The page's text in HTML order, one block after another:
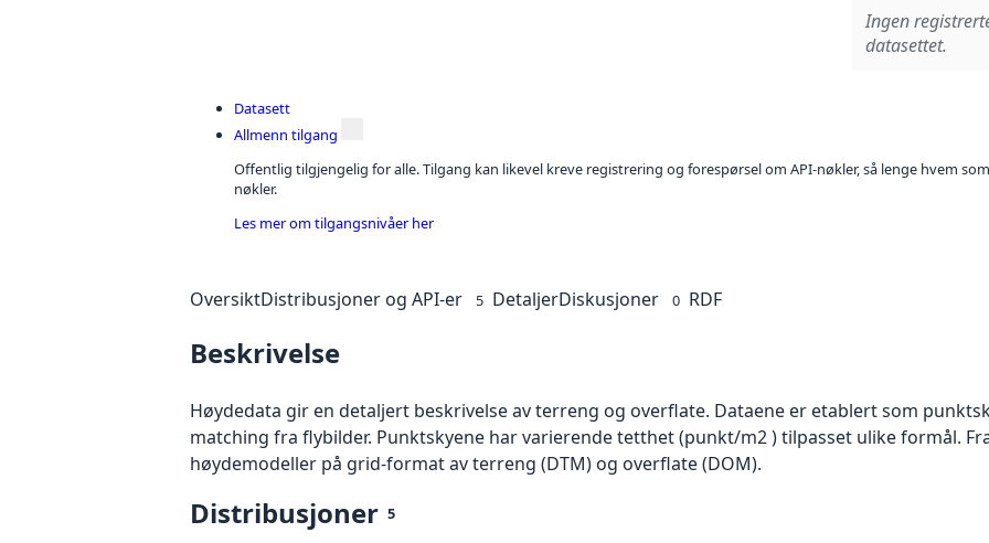
Ingen
datasettet.
Datasett
Allmenn tilgang
Offentlig tilgjengelig for alle. Tilgang kan likevel kreve registrering og forespørsel om API-nøkler, så lenge hvem
nøkler.
Les mer om tilgangsnivåer her
OversiktDistribusjoner og API-er 5 DetaljerDiskusjoner 0 RDF
Beskrivelse
Høydedata gir en detaljert beskrivelse av terreng og overflate. Dataene er etablert som
matching fra flybilder. Punktskyene har varierende tetthet (punkt/m2 ) tilpasset ulike formål.
høydemodeller på grid-format av terreng (DTM) og overflate (DOM).
Distribusjoner 5